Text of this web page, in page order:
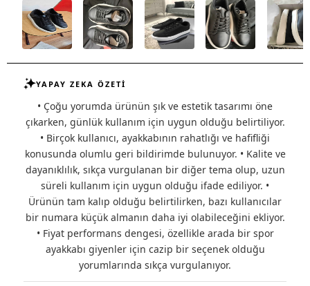
YAPAY ZEKA ÖZETİ
• Çoğu yorumda ürünün şık ve estetik tasarımı öne
çıkarken, günlük kullanım için uygun olduğu belirtiliyor.
• Birçok kullanıcı, ayakkabının rahatlığı ve hafifliği
konusunda olumlu geri bildirimde bulunuyor. • Kalite ve
dayanıklılık, sıkça vurgulanan bir diğer tema olup, uzun
süreli kullanım için uygun olduğu ifade ediliyor. •
Ürünün tam kalıp olduğu belirtilirken, bazı kullanıcılar
bir numara küçük almanın daha iyi olabileceğini ekliyor.
• Fiyat performans dengesi, özellikle arada bir spor
ayakkabı giyenler için cazip bir seçenek olduğu
yorumlarında sıkça vurgulanıyor.